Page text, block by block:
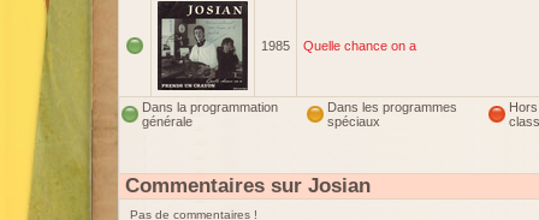
1985 Quelle chance on a
Dans la programmation
générale
Dans les programmes
spéciaux
Hors
Commentaires sur Josian
Pas de commentaires !